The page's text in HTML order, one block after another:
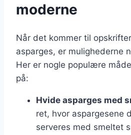
moderne
Når det kommer til
asparges, er mulighederne
Her er nogle populære
på:
Hvide asparges med
ret, hvor aspargesene
serveres med smeltet